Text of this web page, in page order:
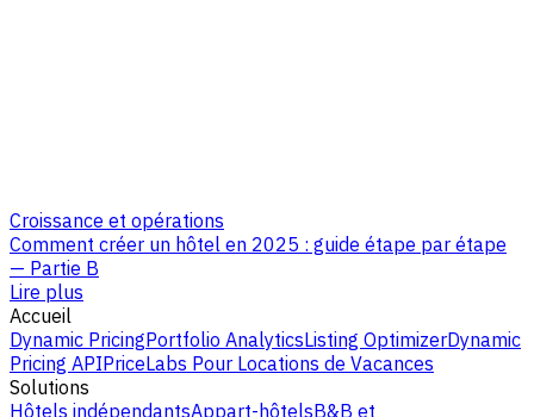
Croissance et opérations
Comment créer un hôtel en 2025 : guide étape par étape
— Partie B
Lire plus
Accueil
Dynamic PricingPortfolio AnalyticsListing OptimizerDynamic
Pricing APIPriceLabs Pour Locations de Vacances
Solutions
Hôtels indépendantsAppart-hôtelsB&B et